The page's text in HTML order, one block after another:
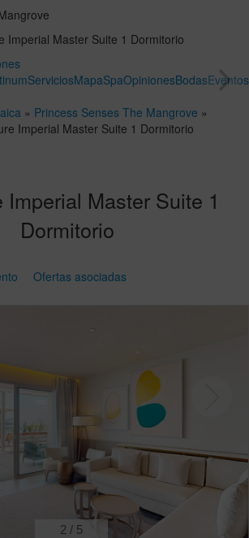
Imperial Master Suite 1 Dormitorio
ServiciosMapaSpaOpinionesBodasEventos
» Princess Senses The Mangrove »
Imperial Master Suite 1 Dormitorio
Imperial Master Suite 1
Dormitorio
Ofertas asociadas
2 / 5